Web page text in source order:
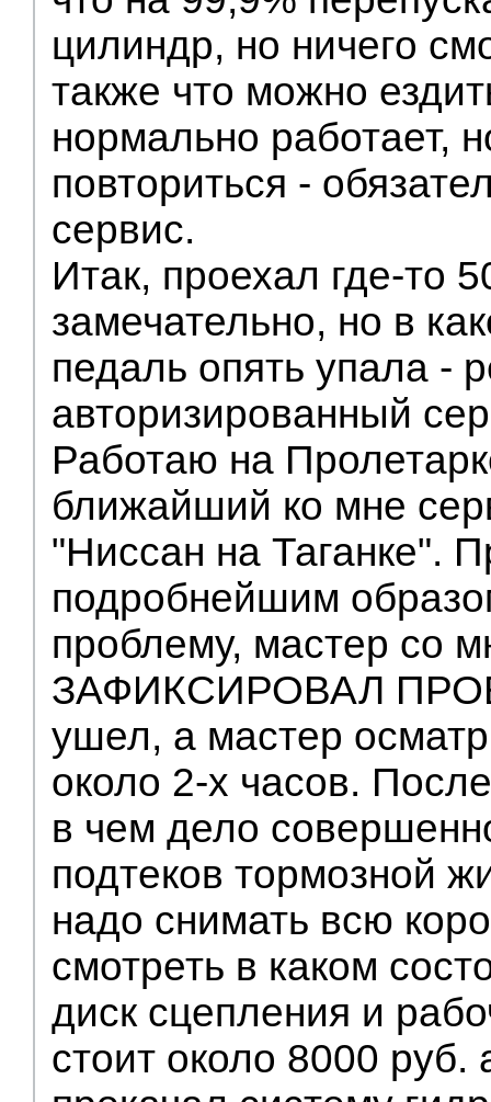
цилиндр, но ничего
также что можно
нормально работает,
повториться -
сервис.
Итак, проехал где-то
замечательно, но в
педаль опять упала -
авторизированный
Работаю на
ближайший ко мне
"Ниссан на Таганке".
подробнейшим
проблему, мастер со
ЗАФИКСИРОВАЛ
ушел, а мастер
около 2-х часов.
в чем дело
подтеков тормозной
надо снимать всю
смотреть в каком
диск сцепления и
стоит около 8000 руб.